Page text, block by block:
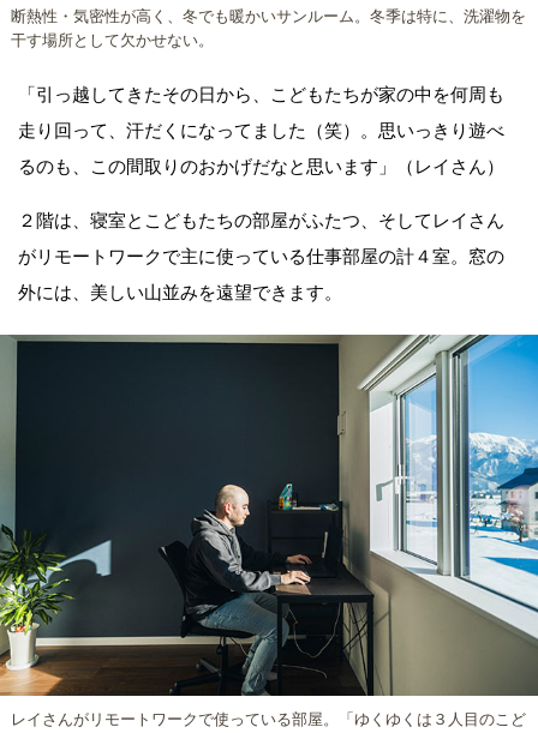
断熱性・気密性が高く、冬でも暖かいサンルーム。冬季は特に、洗濯物を
干す場所として欠かせない。
「引っ越してきたその日から、こどもたちが家の中を何周も
走り回って、汗だくになってました（笑）。思いっきり遊べ
るのも、この間取りのおかげだなと思います」（レイさん）
２階は、寝室とこどもたちの部屋がふたつ、そしてレイさん
がリモートワークで主に使っている仕事部屋の計４室。窓の
外には、美しい山並みを遠望できます。
レイさんがリモートワークで使っている部屋。「ゆくゆくは３人目のこど